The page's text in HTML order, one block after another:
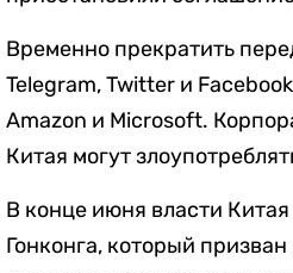
Временно прекратить
Telegram, Twitter и Facebook
Amazon и Microsoft.
Китая могут
В конце июня власти Китая
Гонконга, который